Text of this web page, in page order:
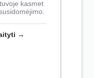
kasmet
→